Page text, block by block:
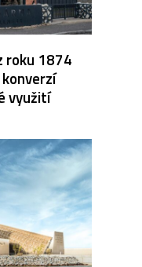
roku 1874
využití